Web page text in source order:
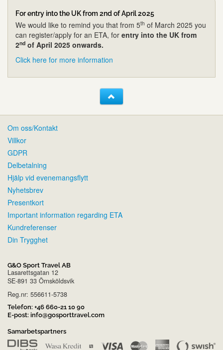
For entry into the UK from 2nd of April 2025
We would like to remind you that from 5th of March 2025 you
can register/apply for an ETA, for entry into the UK from
2nd of April 2025 onwards.
Click here for more information
Om oss/Kontakt
Villkor
GDPR
Delbetalning
Hjälp vid evenemangsflytt
Nyhetsbrev
Presentkort
Important information regarding ETA
Kundreferenser
Din Trygghet
G&O Sport Travel AB
Lasarettsgatan 12
SE-891 33 Örnsköldsvik
Reg.nr: 556611-5738
Telefon: +46 660-21 10 90
E-post: info@gosporttravel.com
Samarbetspartners